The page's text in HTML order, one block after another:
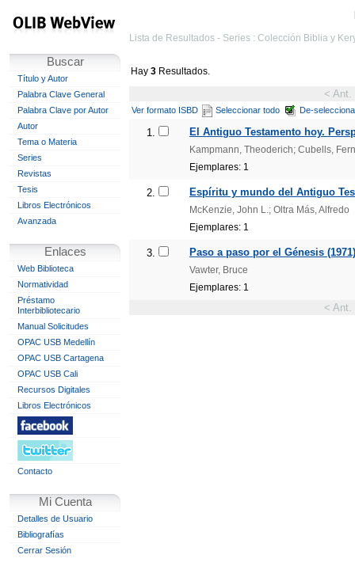
Buscar
Título y Autor
Palabra Clave General
Palabra Clave por Autor
Autor
Tema o Materia
Series
Revistas
Tesis
Libros Electrónicos
Avanzada
Enlaces
Web Biblioteca
Normatividad
Préstamo
Interbibliotecario
Manual Solicitudes
OPAC USB Medellín
OPAC USB Cartagena
OPAC USB Cali
Recursos Digitales
Libros Electrónicos
Contacto
Mi Cuenta
Detalles de Usuario
Bibliografías
Cerrar Sesión
Lista de Resultados - Series : Colección Biblia y
Hay 3 Resultados.
< Ant.
Ver formato ISBD Seleccionar todo De-
1. El Antiguo Testamento hoy.
Kampmann, Theoderich; Cubells,
Ejemplares: 1
2. Espíritu y mundo del Antiguo
McKenzie, John L.; Oltra Más, Alfredo
Ejemplares: 1
3. Paso a paso por el Génesis (1971)
Vawter, Bruce
Ejemplares: 1
< Ant.